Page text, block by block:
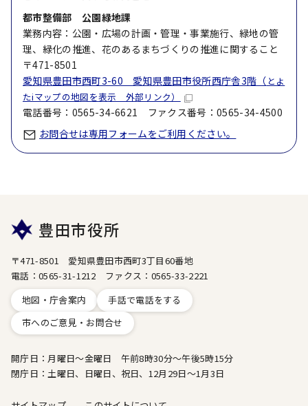
都市整備部 公園緑地課
業務内容：公園・広場の計画・管理・事業施行、緑地の管
理、緑化の推進、花のあるまちづくりの推進に関すること
〒471-8501
愛知県豊田市西町3-60 愛知県豊田市役所西庁舎3階（ とよ
たiマップの地図を表示 外部リンク）
電話番号：0565-34-6621 ファクス番号：0565-34-4500
お問合せは専用フォームをご利用ください。
豊田市役所
〒471-8501 愛知県豊田市西町3丁目60番地
電話：0565-31-1212 ファクス：0565-33-2221
地図・庁舎案内
手話で電話をする
市へのご意見・お問合せ
開庁日：月曜日～金曜日 午前8時30分～午後5時15分
閉庁日：土曜日、日曜日、祝日、12月29日～1月3日